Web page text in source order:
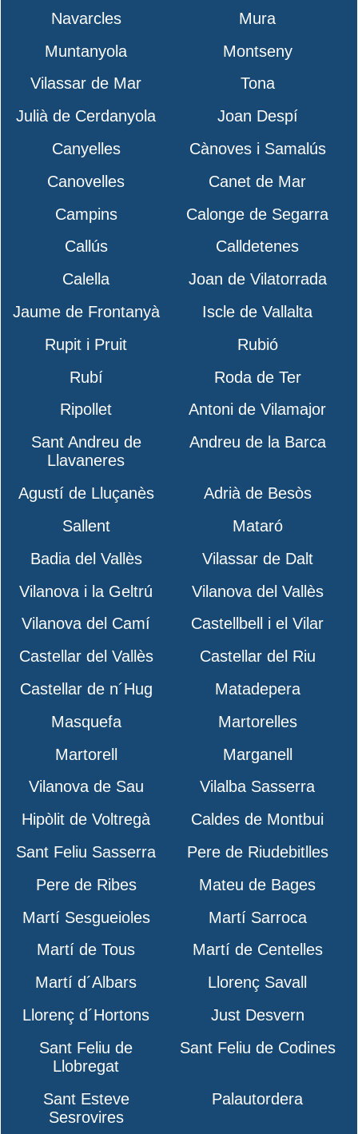
Navarcles
Mura
Muntanyola
Montseny
Vilassar de Mar
Tona
Julià de Cerdanyola
Joan Despí
Canyelles
Cànoves i Samalús
Canovelles
Canet de Mar
Campins
Calonge de Segarra
Callús
Calldetenes
Calella
Joan de Vilatorrada
Jaume de Frontanyà
Iscle de Vallalta
Rupit i Pruit
Rubió
Rubí
Roda de Ter
Ripollet
Antoni de Vilamajor
Sant Andreu de
Llavaneres
Andreu de la Barca
Agustí de Lluçanès
Adrià de Besòs
Sallent
Mataró
Badia del Vallès
Vilassar de Dalt
Vilanova i la Geltrú
Vilanova del Vallès
Vilanova del Camí
Castellbell i el Vilar
Castellar del Vallès
Castellar del Riu
Castellar de n´Hug
Matadepera
Masquefa
Martorelles
Martorell
Marganell
Vilanova de Sau
Vilalba Sasserra
Hipòlit de Voltregà
Caldes de Montbui
Sant Feliu Sasserra
Pere de Riudebitlles
Pere de Ribes
Mateu de Bages
Martí Sesgueioles
Martí Sarroca
Martí de Tous
Martí de Centelles
Martí d´Albars
Llorenç Savall
Llorenç d´Hortons
Just Desvern
Sant Feliu de
Llobregat
Sant Feliu de Codines
Sant Esteve
Sesrovires
Palautordera